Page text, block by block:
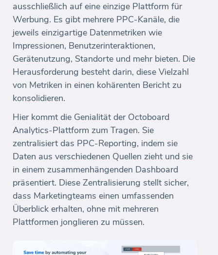
ausschließlich auf eine einzige Plattform für
Werbung. Es gibt mehrere PPC-Kanäle, die
jeweils einzigartige Datenmetriken wie
Impressionen, Benutzerinteraktionen,
Gerätenutzung, Standorte und mehr bieten. Die
Herausforderung besteht darin, diese Vielzahl
von Metriken in einen kohärenten Bericht zu
konsolidieren.
Hier kommt die Genialität der Octoboard
Analytics-Plattform zum Tragen. Sie
zentralisiert das PPC-Reporting, indem sie
Daten aus verschiedenen Quellen zieht und sie
in einem zusammenhängenden Dashboard
präsentiert. Diese Zentralisierung stellt sicher,
dass Marketingteams einen umfassenden
Überblick erhalten, ohne mit mehreren
Plattformen jonglieren zu müssen.